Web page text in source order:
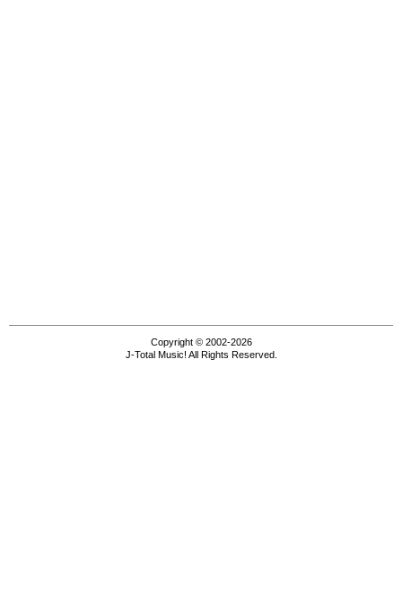
Copyright © 2002-2026
J-Total Music! All Rights Reserved.